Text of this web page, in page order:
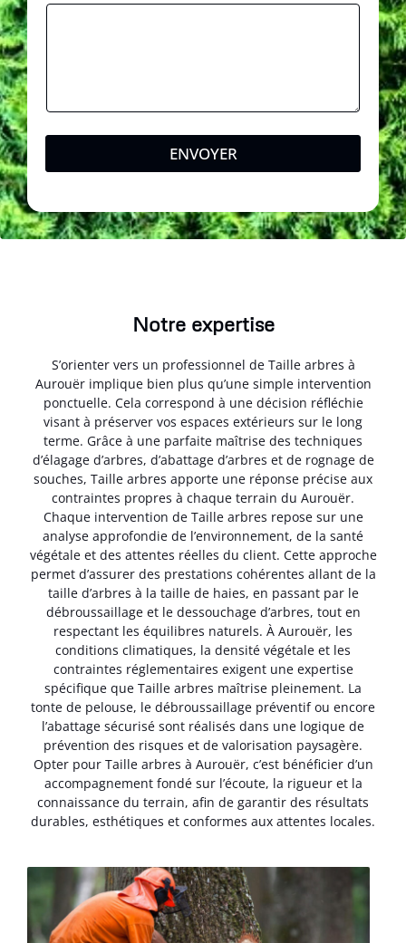
ENVOYER
Notre expertise
S’orienter vers un professionnel de Taille arbres à
Aurouër implique bien plus qu’une simple intervention
ponctuelle. Cela correspond à une décision réfléchie
visant à préserver vos espaces extérieurs sur le long
terme. Grâce à une parfaite maîtrise des techniques
d’élagage d’arbres, d’abattage d’arbres et de rognage de
souches, Taille arbres apporte une réponse précise aux
contraintes propres à chaque terrain du Aurouër.
Chaque intervention de Taille arbres repose sur une
analyse approfondie de l’environnement, de la santé
végétale et des attentes réelles du client. Cette approche
permet d’assurer des prestations cohérentes allant de la
taille d’arbres à la taille de haies, en passant par le
débroussaillage et le dessouchage d’arbres, tout en
respectant les équilibres naturels. À Aurouër, les
conditions climatiques, la densité végétale et les
contraintes réglementaires exigent une expertise
spécifique que Taille arbres maîtrise pleinement. La
tonte de pelouse, le débroussaillage préventif ou encore
l’abattage sécurisé sont réalisés dans une logique de
prévention des risques et de valorisation paysagère.
Opter pour Taille arbres à Aurouër, c’est bénéficier d’un
accompagnement fondé sur l’écoute, la rigueur et la
connaissance du terrain, afin de garantir des résultats
durables, esthétiques et conformes aux attentes locales.